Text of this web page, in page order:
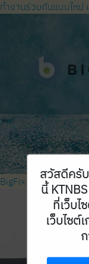
ทำงานร่วมกันแบบให
BigFix เป็นผู้นำในกา
สวัสดีครั
นี้
ที่เว็บไ
เว็บไซต์